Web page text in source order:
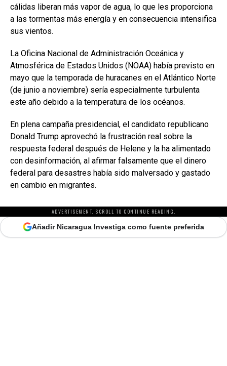
cálidas liberan más vapor de agua, lo que les proporciona
a las tormentas más energía y en consecuencia intensifica
sus vientos.
La Oficina Nacional de Administración Oceánica y
Atmosférica de Estados Unidos (NOAA) había previsto en
mayo que la temporada de huracanes en el Atlántico Norte
(de junio a noviembre) sería especialmente turbulenta
este año debido a la temperatura de los océanos.
En plena campaña presidencial, el candidato republicano
Donald Trump aprovechó la frustración real sobre la
respuesta federal después de Helene y la ha alimentado
con desinformación, al afirmar falsamente que el dinero
federal para desastres había sido malversado y gastado
en cambio en migrantes.
ADVERTISEMENT. SCROLL TO CONTINUE READING.
Añadir Nicaragua Investiga como fuente preferida